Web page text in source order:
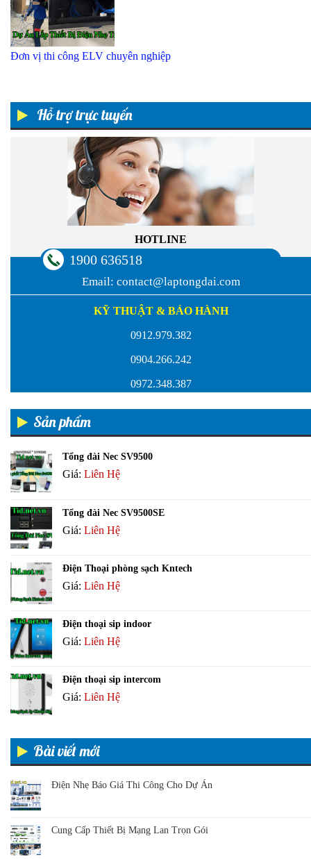
Hỗ trợ trực tuyến
HOTLINE
1900 636518
Email: contact@laptongdai.com
KỸ THUẬT & BẢO HÀNH
0912.979.382
0904.266.242
0972.348.387
Sản phẩm
Tổng đài Nec SV9500
Giá: Liên Hệ
Tổng đài Nec SV9500SE
Giá: Liên Hệ
Điện Thoại phòng sạch Kntech
Giá: Liên Hệ
Điện thoại sip indoor
Giá: Liên Hệ
Điện thoại sip intercom
Giá: Liên Hệ
Bài viết mới
Điện Nhẹ Báo Giá Thi Công Cho Dự Án
Cung Cấp Thiết Bị Mạng Lan Trọn Gói
Đơn vị thi công ELV chuyên nghiệp